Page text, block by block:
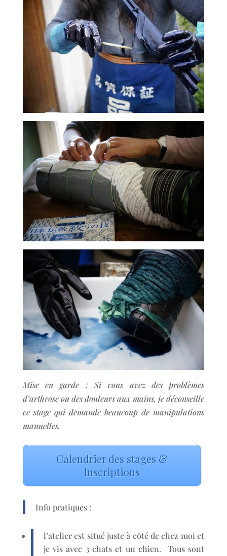
Mise en garde : Si vous avez des problèmes
d’arthrose ou des douleurs aux mains, je déconseille
ce stage qui demande beaucoup de manipulations
manuelles.
Calendrier des stages &
Inscriptions
Info pratiques :
l’atelier est situé juste à côté de chez moi et
je vis avec 3 chats et un chien. Tous sont